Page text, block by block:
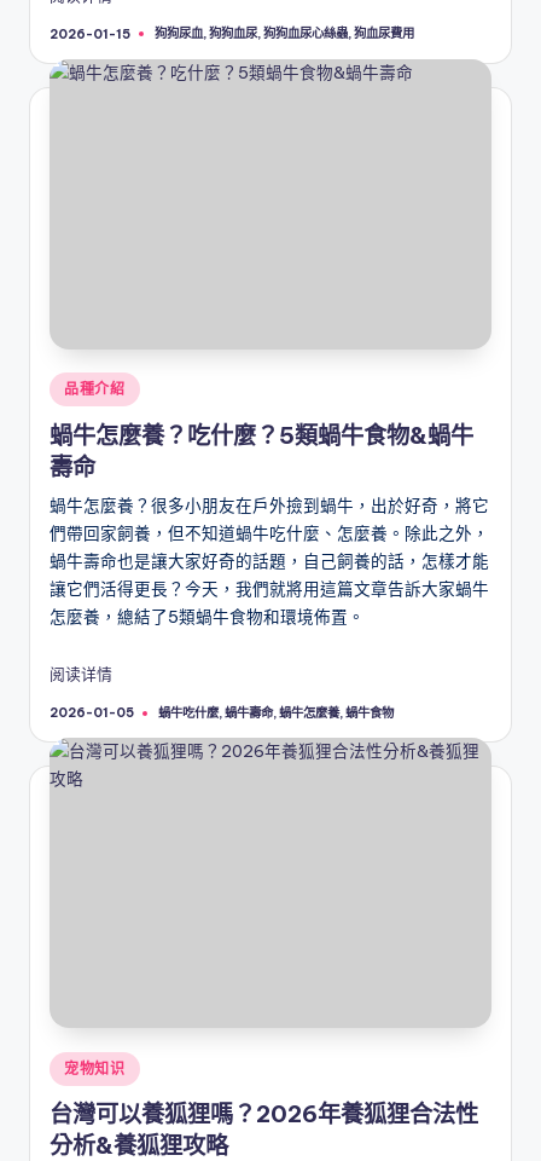
2026-01-15
Tags: 狗狗尿血,狗狗血尿,狗狗血尿心絲蟲,狗血尿費用
Posted
in
品種介紹
蝸牛怎麼養？吃什麼？5類蝸牛食物&蝸牛
壽命
蝸牛怎麼養？很多小朋友在戶外撿到蝸牛，出於好奇，將它
們帶回家飼養，但不知道蝸牛吃什麼、怎麼養。除此之外，
蝸牛壽命也是讓大家好奇的話題，自己飼養的話，怎樣才能
讓它們活得更長？今天，我們就將用這篇文章告訴大家蝸牛
怎麼養，總結了5類蝸牛食物和環境佈置。
阅读详情
2026-01-05
Tags: 蝸牛吃什麼,蝸牛壽命,蝸牛怎麼養,蝸牛食物
Posted
in
宠物知识
台灣可以養狐狸嗎？2026年養狐狸合法性
分析&養狐狸攻略